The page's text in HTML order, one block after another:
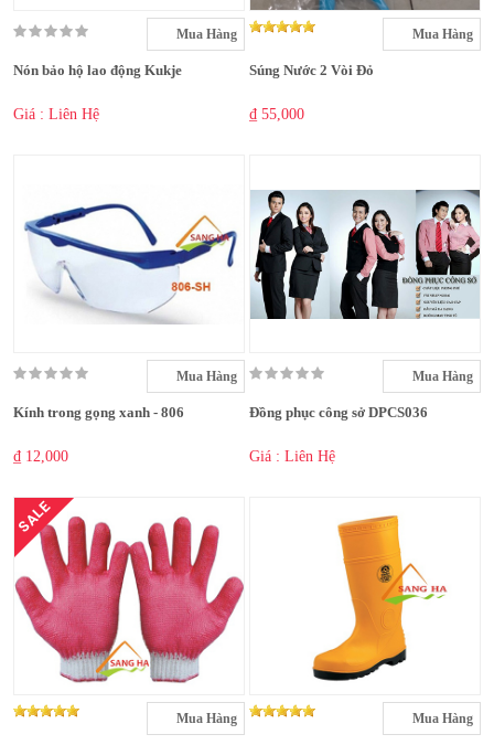
Mua Hàng
Nón bảo hộ lao động Kukje
Giá : Liên Hệ
Mua Hàng
Súng Nước 2 Vòi Đỏ
₫ 55,000
Mua Hàng
Kính trong gọng xanh - 806
₫ 12,000
Mua Hàng
Đồng phục công sở DPCS036
Giá : Liên Hệ
SALE
Mua Hàng Mua Hàng